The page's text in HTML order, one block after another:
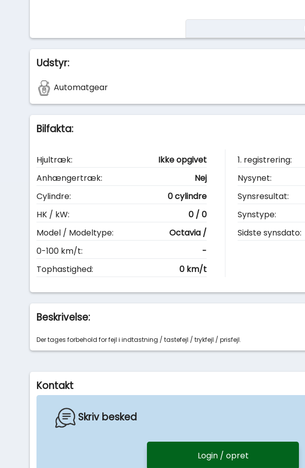
Udstyr:
Automatgear
Bilfakta:
Hjultræk:
Ikke opgivet
Anhængertræk:
Nej
Cylindre:
0 cylindre
HK / kW:
0 / 0
Model / Modeltype:
Octavia /
0-100 km/t:
-
Tophastighed:
0 km/t
1. registrering:
Nysynet:
Synsresultat:
Synstype:
Sidste synsdato:
Beskrivelse:
Der tages forbehold for fejl i indtastning / tastefejl / trykfejl / prisfejl.
Kontakt
Skriv besked
Login / opret